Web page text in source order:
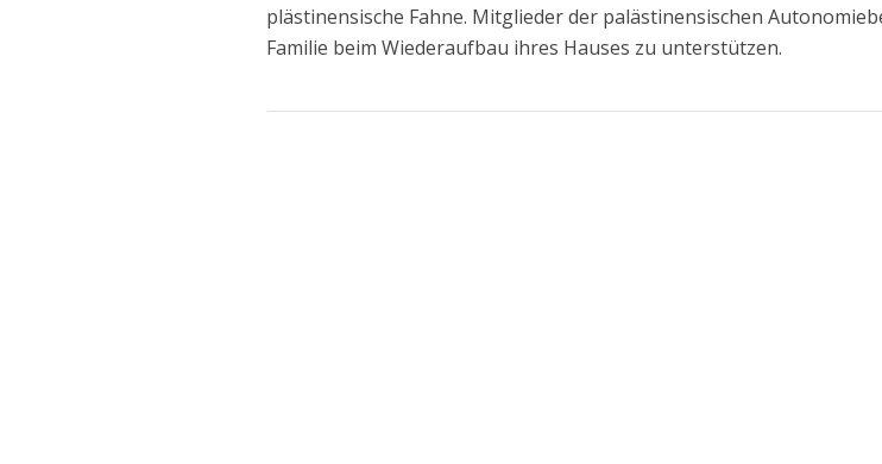
plästinensische Fahne. Mitglieder der palästinensischen
Familie beim Wiederaufbau ihres Hauses zu unterstützen.